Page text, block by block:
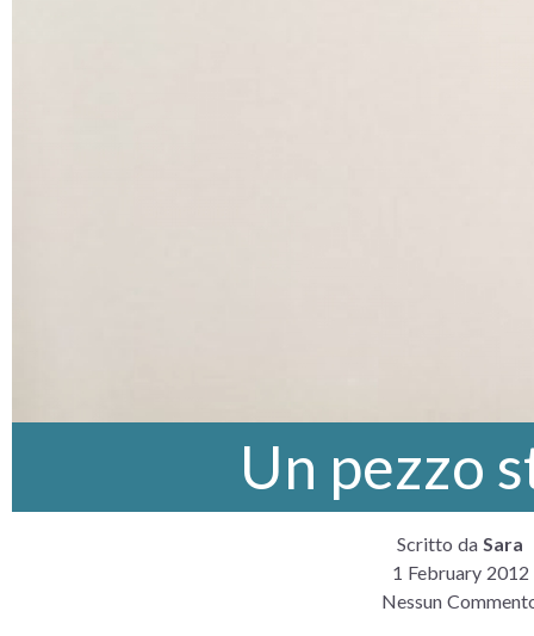
Un pezzo
Scritto da Sara
1 February 2012
Nessun